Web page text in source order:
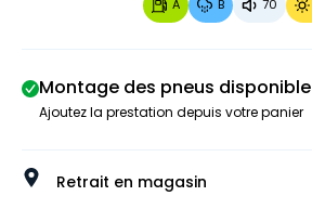
A B 70
Montage des pneus disponible
Ajoutez la prestation depuis votre panier
Retrait en magasin